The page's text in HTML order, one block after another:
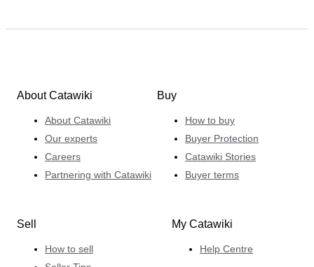
About Catawiki
About Catawiki
Our experts
Careers
Partnering with Catawiki
Buy
How to buy
Buyer Protection
Catawiki Stories
Buyer terms
Sell
How to sell
My Catawiki
Help Centre